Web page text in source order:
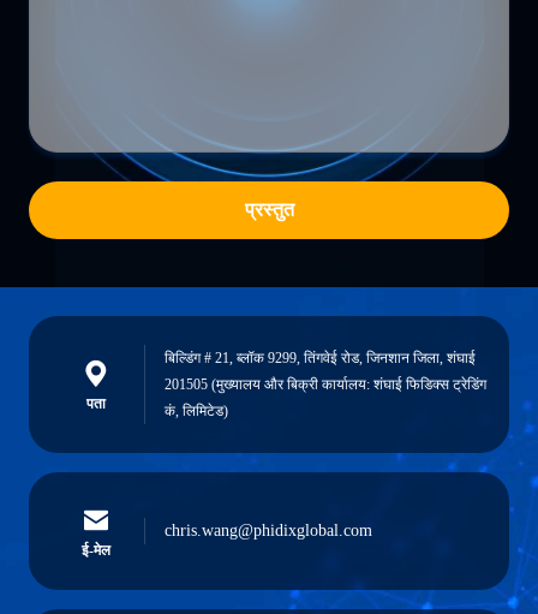
प्रस्तुत
पता
बिल्डिंग # 21, ब्लॉक 9299, तिंगवेई रोड, जिनशान जिला, शंघाई
201505 (मुख्यालय और बिक्री कार्यालय: शंघाई फिडिक्स ट्रेडिंग
कं, लिमिटेड)
ई-मेल
chris.wang@phidixglobal.com